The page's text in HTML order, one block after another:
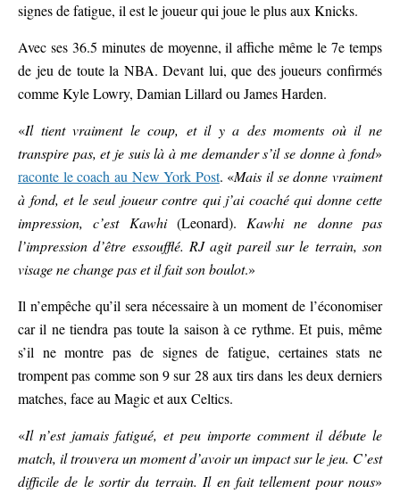
signes de fatigue, il est le joueur qui joue le plus aux Knicks.
Avec ses 36.5 minutes de moyenne, il affiche même le 7e temps
de jeu de toute la NBA. Devant lui, que des joueurs confirmés
comme Kyle Lowry, Damian Lillard ou James Harden.
«Il tient vraiment le coup, et il y a des moments où il ne
transpire pas, et je suis là à me demander s’il se donne à fond»
raconte le coach au New York Post. «Mais il se donne vraiment
à fond, et le seul joueur contre qui j’ai coaché qui donne cette
impression, c’est Kawhi(Leonard).Kawhi ne donne pas
l’impression d’être essoufflé. RJ agit pareil sur le terrain, son
visage ne change pas et il fait son boulot.»
Il n’empêche qu’il sera nécessaire à un moment de l’économiser
car il ne tiendra pas toute la saison à ce rythme. Et puis, même
s’il ne montre pas de signes de fatigue, certaines stats ne
trompent pas comme son 9 sur 28 aux tirs dans les deux derniers
matches, face au Magic et aux Celtics.
«Il n’est jamais fatigué, et peu importe comment il débute le
match, il trouvera un moment d’avoir un impact sur le jeu. C’est
difficile de le sortir du terrain. Il en fait tellement pour nous»